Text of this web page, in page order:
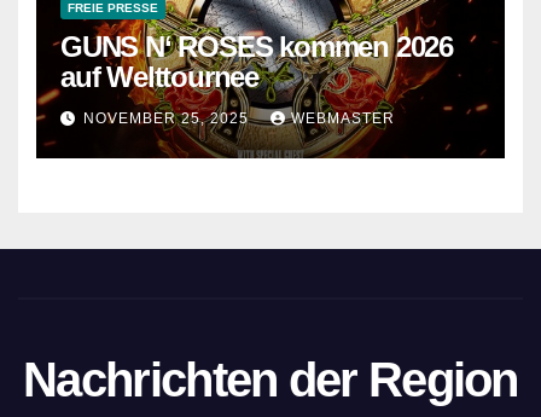
FREIE PRESSE
GUNS N‘ ROSES kommen 2026
auf Welttournee
NOVEMBER 25, 2025 WEBMASTER
Nachrichten der Region